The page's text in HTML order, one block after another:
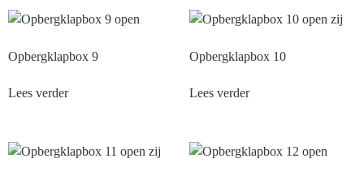
Opbergklapbox 9
Lees verder
Opbergklapbox 10
Lees verder